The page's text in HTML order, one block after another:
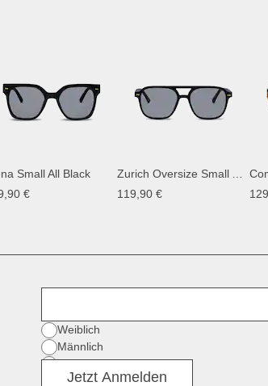
Small All Black
€
119,90 €
Geschlecht
Weiblich
Männlich
Divers
Jetzt Anmelden